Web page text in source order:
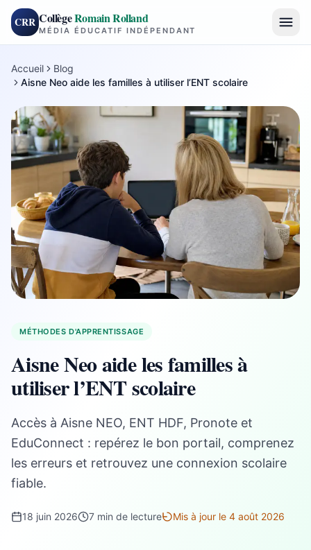
CRR CollègeRomain Rolland
MÉDIA ÉDUCATIF INDÉPENDANT
Accueil
Blog
Aisne Neo aide les familles à utiliser l’ENT scolaire
MÉTHODES D'APPRENTISSAGE
Aisne Neo aide les familles à
utiliser l’ENT scolaire
Accès à Aisne NEO, ENT HDF, Pronote et
EduConnect : repérez le bon portail, comprenez
les erreurs et retrouvez une connexion scolaire
fiable.
18 juin 2026 7 min de lecture Mis à jour le 4 août 2026